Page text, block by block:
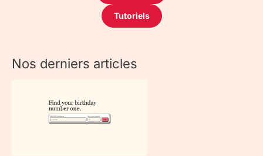
Tutoriels
Nos derniers articles